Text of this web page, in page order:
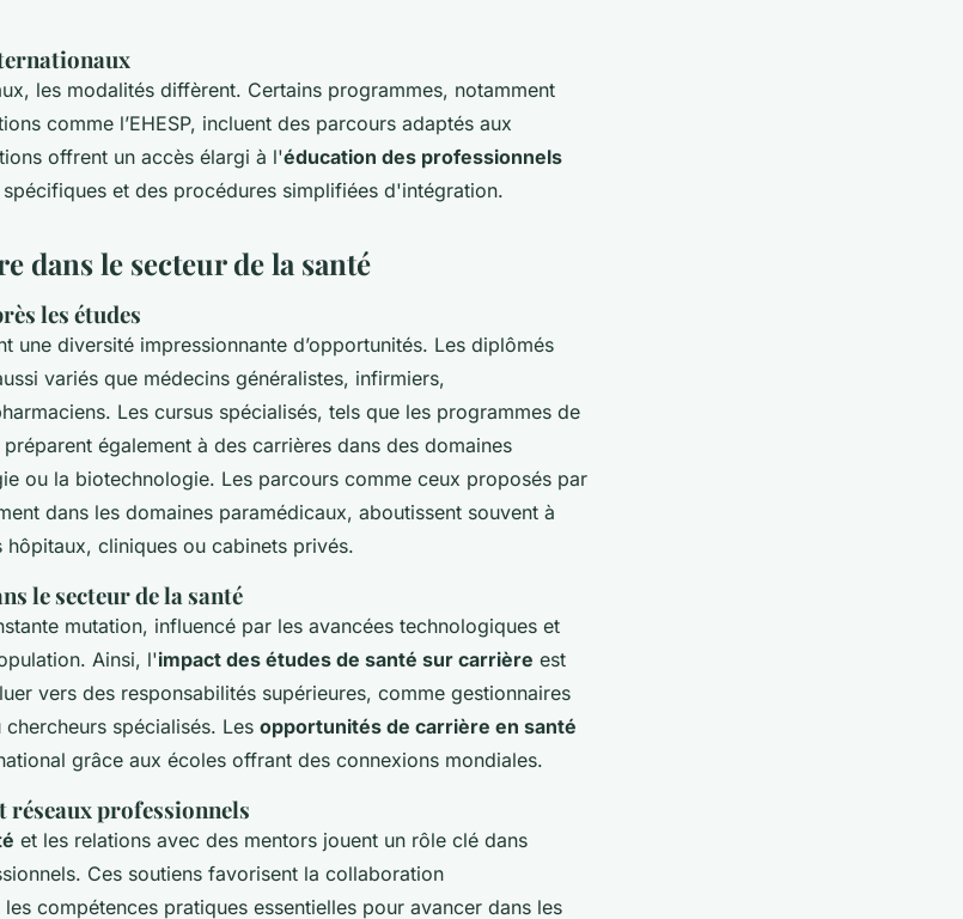
les modalités diffèrent. Certains programmes, notamment
comme l’EHESP, incluent des parcours adaptés aux
offrent un accès élargi à l'éducation des professionnels
et des procédures simplifiées d'intégration.
dans le secteur de la santé
les études
une diversité impressionnante d’opportunités. Les diplômés
variés que médecins généralistes, infirmiers,
Les cursus spécialisés, tels que les programmes de
préparent également à des carrières dans des domaines
ou la biotechnologie. Les parcours comme ceux proposés par
dans les domaines paramédicaux, aboutissent souvent à
hôpitaux, cliniques ou cabinets privés.
le secteur de la santé
mutation, influencé par les avancées technologiques et
Ainsi, l'impact des études de santé sur carrière est
vers des responsabilités supérieures, comme gestionnaires
spécialisés. Les opportunités de carrière en santé
grâce aux écoles offrant des connexions mondiales.
réseaux professionnels
et les relations avec des mentors jouent un rôle clé dans
Ces soutiens favorisent la collaboration
compétences pratiques essentielles pour avancer dans les